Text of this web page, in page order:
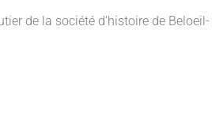
de la société d'histoire de